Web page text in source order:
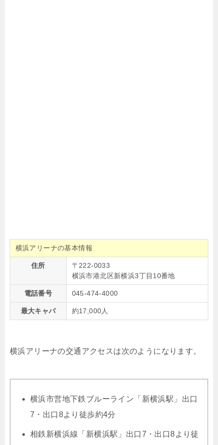
横浜アリーナの基本情報
住所
〒222-0033
横浜市港北区新横浜3丁目10番地
電話番号 045-474-4000
最大キャパ 約17,000人
横浜アリーナの交通アクセスは次のようになります。
横浜市営地下鉄ブルーライン「新横浜駅」出口
7・出口8より徒歩約4分
相鉄新横浜線「新横浜駅」出口7・出口8より徒